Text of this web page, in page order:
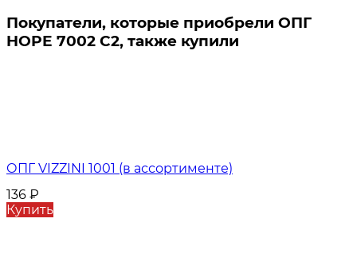
Покупатели, которые приобрели ОПГ
HOPE 7002 С2, также купили
ОПГ VIZZINI 1001 (в ассортименте)
136 ₽
Купить